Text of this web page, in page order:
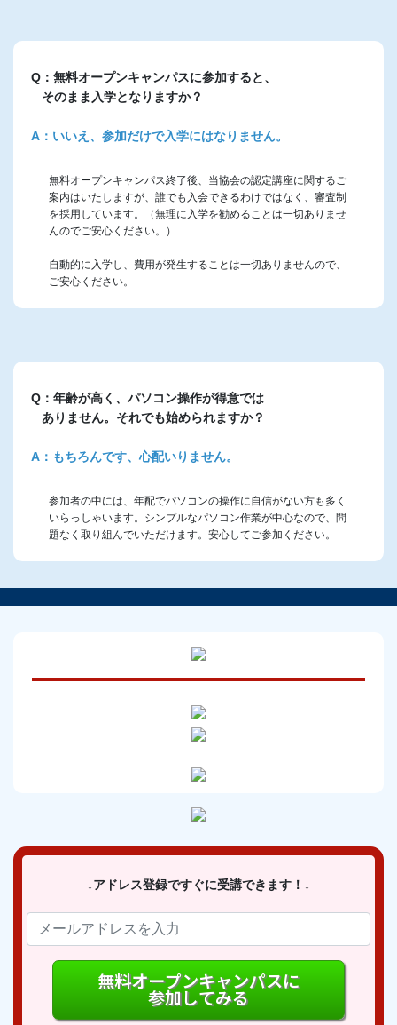
Q：無料オープンキャンパスに参加すると、
そのまま入学となりますか？
A：いいえ、参加だけで入学にはなりません。
無料オープンキャンパス終了後、当協会の認定講座に関するご
案内はいたしますが、誰でも入会できるわけではなく、審査制
を採用しています。（無理に入学を勧めることは一切ありませ
んのでご安心ください。）
自動的に入学し、費用が発生することは一切ありませんので、
ご安心ください。
Q：年齢が高く、パソコン操作が得意では
ありません。それでも始められますか？
A：もちろんです、心配いりません。
参加者の中には、年配でパソコンの操作に自信がない方も多く
いらっしゃいます。シンプルなパソコン作業が中心なので、問
題なく取り組んでいただけます。安心してご参加ください。
↓アドレス登録ですぐに受講できます！↓
無料オープンキャンパスに
参加してみる